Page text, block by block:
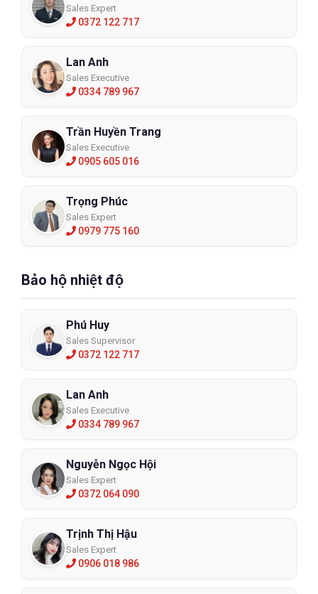
Sales Expert
0372 122 717
Lan Anh
Sales Executive
0334 789 967
Trần Huyền Trang
Sales Executive
0905 605 016
Trọng Phúc
Sales Expert
0979 775 160
Bảo hộ nhiệt độ
Phú Huy
Sales Supervisor
0372 122 717
Lan Anh
Sales Executive
0334 789 967
Nguyễn Ngọc Hội
Sales Expert
0372 064 090
Trịnh Thị Hậu
Sales Expert
0906 018 986